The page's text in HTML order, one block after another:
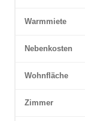
Warmmiete
Nebenkosten
Wohnfläche
Zimmer